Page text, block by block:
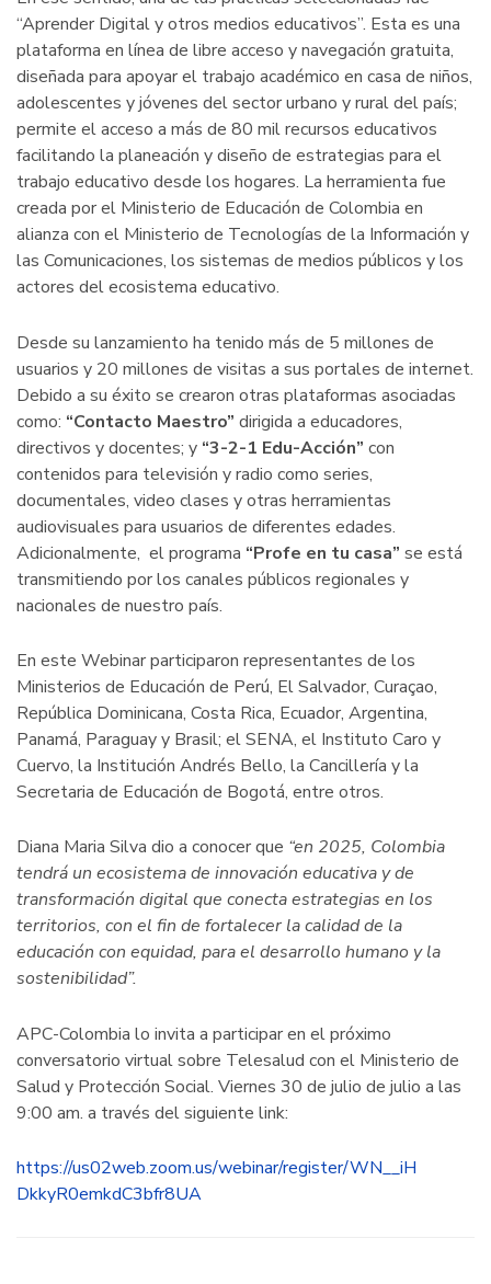
“Aprender Digital y otros medios educativos”. Esta es una
plataforma en línea de libre acceso y navegación gratuita,
diseñada para apoyar el trabajo académico en casa de niños,
adolescentes y jóvenes del sector urbano y rural del país;
permite el acceso a más de 80 mil recursos educativos
facilitando la planeación y diseño de estrategias para el
trabajo educativo desde los hogares. La herramienta fue
creada por el Ministerio de Educación de Colombia en
alianza con el Ministerio de Tecnologías de la Información y
las Comunicaciones, los sistemas de medios públicos y los
actores del ecosistema educativo.
Desde su lanzamiento ha tenido más de 5 millones de
usuarios y 20 millones de visitas a sus portales de internet.
Debido a su éxito se crearon otras plataformas asociadas
como: “Contacto Maestro” dirigida a educadores,
directivos y docentes; y “3-2-1 Edu-Acción” con
contenidos para televisión y radio como series,
documentales, video clases y otras herramientas
audiovisuales para usuarios de diferentes edades.
Adicionalmente, el programa “Profe en tu casa” se está
transmitiendo por los canales públicos regionales y
nacionales de nuestro país.
En este Webinar participaron representantes de los
Ministerios de Educación de Perú, El Salvador, Curaçao,
República Dominicana, Costa Rica, Ecuador, Argentina,
Panamá, Paraguay y Brasil; el SENA, el Instituto Caro y
Cuervo, la Institución Andrés Bello, la Cancillería y la
Secretaria de Educación de Bogotá, entre otros.
Diana Maria Silva dio a conocer que “en 2025, Colombia
tendrá un ecosistema de innovación educativa y de
transformación digital que conecta estrategias en los
territorios, con el fin de fortalecer la calidad de la
educación con equidad, para el desarrollo humano y la
sostenibilidad”.
APC-Colombia lo invita a participar en el próximo
conversatorio virtual sobre Telesalud con el Ministerio de
Salud y Protección Social. Viernes 30 de julio de julio a las
9:00 am. a través del siguiente link:
https://us02web.zoom.us/webinar/register/WN__iH
DkkyR0emkdC3bfr8UA